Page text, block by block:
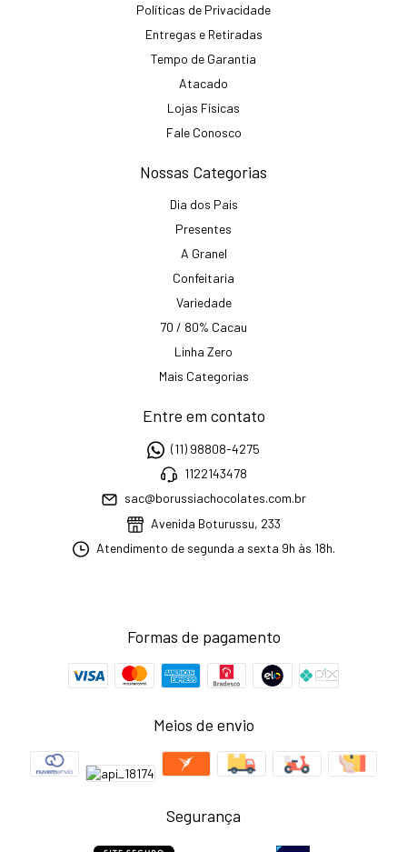
Políticas de Privacidade
Entregas e Retiradas
Tempo de Garantia
Atacado
Lojas Físicas
Fale Conosco
Nossas Categorias
Dia dos Pais
Presentes
A Granel
Confeitaria
Variedade
70 / 80% Cacau
Linha Zero
Mais Categorias
Entre em contato
(11) 98808-4275
1122143478
sac@borussiachocolates.com.br
Avenida Boturussu, 233
Atendimento de segunda a sexta 9h às 18h.
Formas de pagamento
Meios de envio
Segurança